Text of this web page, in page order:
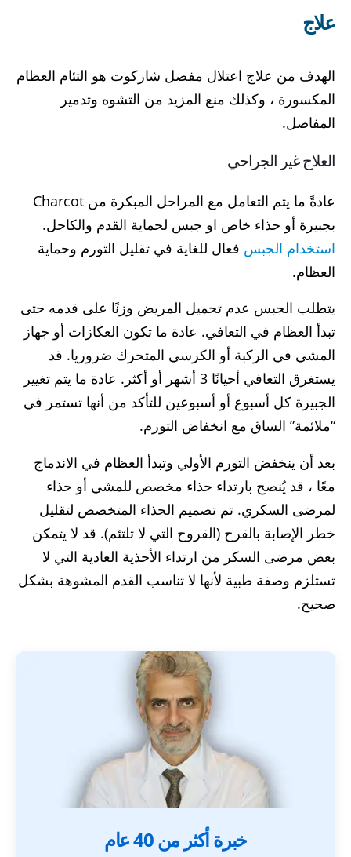
علاج
الهدف من علاج اعتلال مفصل شاركوت هو التئام العظام
المكسورة ، وكذلك منع المزيد من التشوه وتدمير
المفاصل.
العلاج غير الجراحي
عادةً ما يتم التعامل مع المراحل المبكرة من Charcot
بجبيرة أو حذاء خاص او جبس لحماية القدم والكاحل.
استخدام الجبس فعال للغاية في تقليل التورم وحماية
العظام.
يتطلب الجبس عدم تحميل المريض وزنًا على قدمه حتى
تبدأ العظام في التعافي. عادة ما تكون العكازات أو جهاز
المشي في الركبة أو الكرسي المتحرك ضروريا. قد
يستغرق التعافي أحيانًا 3 أشهر أو أكثر. عادة ما يتم تغيير
الجبيرة كل أسبوع أو أسبوعين للتأكد من أنها تستمر في
“ملائمة” الساق مع انخفاض التورم.
بعد أن ينخفض التورم الأولي وتبدأ العظام في الاندماج
معًا ، قد يُنصح بارتداء حذاء مخصص للمشي أو حذاء
لمرضى السكري. تم تصميم الحذاء المتخصص لتقليل
خطر الإصابة بالقرح (القروح التي لا تلتئم). قد لا يتمكن
بعض مرضى السكر من ارتداء الأحذية العادية التي لا
تستلزم وصفة طبية لأنها لا تناسب القدم المشوهة بشكل
صحيح.
خبرة أكثر من 40 عام